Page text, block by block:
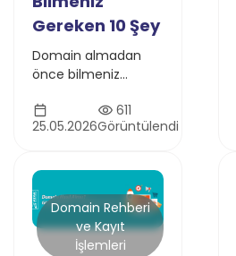
Gereken 10 Şey
Domain almadan
önce bilmeniz
konu: TLD seçimi,
yenileme ücretleri,
yönetimi, marka
hakkı, transfer
süreçleri ve güvenlik
detayları.
25.05.2026
611
Görüntülendi
Domain Rehberi
ve Kayıt
İşlemleri